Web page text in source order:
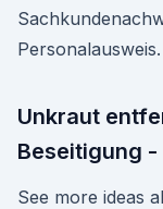
Personalausweis.
Unkraut
Beseitigung -
See more ideas